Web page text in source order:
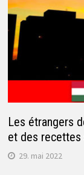
Les étrangers
et des recettes
29. mai 2022